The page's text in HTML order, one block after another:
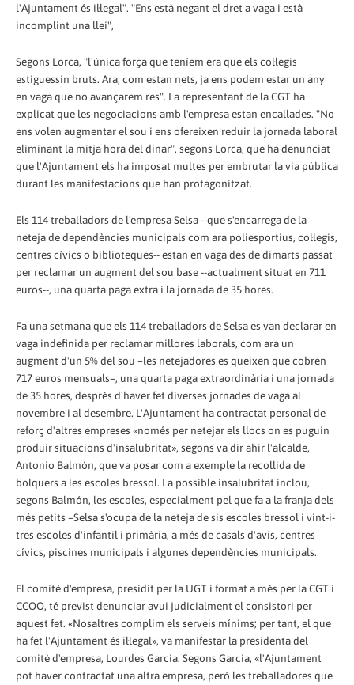
l'Ajuntament és il·legal". "Ens està negant el dret a vaga i està
incomplint una llei",
Segons Lorca, "l'única força que teníem era que els col·legis
estiguessin bruts. Ara, com estan nets, ja ens podem estar un any
en vaga que no avançarem res". La representant de la CGT ha
explicat que les negociacions amb l'empresa estan encallades. "No
ens volen augmentar el sou i ens ofereixen reduir la jornada laboral
eliminant la mitja hora del dinar", segons Lorca, que ha denunciat
que l'Ajuntament els ha imposat multes per embrutar la via pública
durant les manifestacions que han protagonitzat.
Els 114 treballadors de l'empresa Selsa --que s'encarrega de la
neteja de dependències municipals com ara poliesportius, col·legis,
centres cívics o biblioteques-- estan en vaga des de dimarts passat
per reclamar un augment del sou base --actualment situat en 711
euros--, una quarta paga extra i la jornada de 35 hores.
Fa una setmana que els 114 treballadors de Selsa es van declarar en
vaga indefinida per reclamar millores laborals, com ara un
augment d'un 5% del sou –les netejadores es queixen que cobren
717 euros mensuals–, una quarta paga extraordinària i una jornada
de 35 hores, després d'haver fet diverses jornades de vaga al
novembre i al desembre. L'Ajuntament ha contractat personal de
reforç d'altres empreses «només per netejar els llocs on es puguin
produir situacions d'insalubritat», segons va dir ahir l'alcalde,
Antonio Balmón, que va posar com a exemple la recollida de
bolquers a les escoles bressol. La possible insalubritat inclou,
segons Balmón, les escoles, especialment pel que fa a la franja dels
més petits –Selsa s'ocupa de la neteja de sis escoles bressol i vint-i-
tres escoles d'infantil i primària, a més de casals d'avis, centres
cívics, piscines municipals i algunes dependències municipals.
El comitè d'empresa, presidit per la UGT i format a més per la CGT i
CCOO, té previst denunciar avui judicialment el consistori per
aquest fet. «Nosaltres complim els serveis mínims; per tant, el que
ha fet l'Ajuntament és il·legal», va manifestar la presidenta del
comitè d'empresa, Lourdes Garcia. Segons Garcia, «l'Ajuntament
pot haver contractat una altra empresa, però les treballadores que